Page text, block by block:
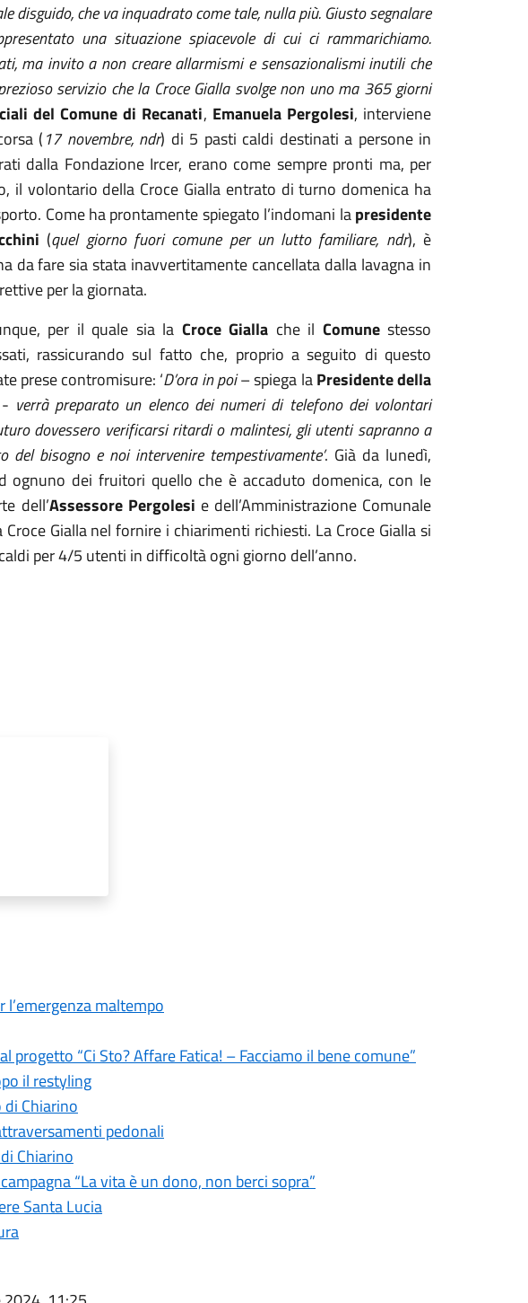
disguido, che va inquadrato come tale, nulla più. Giusto segnalare
una situazione spiacevole di cui ci rammarichiamo.
ma invito a non creare allarmismi e sensazionalismi inutili che
servizio che la Croce Gialla svolge non uno ma 365 giorni
del Comune di Recanati, Emanuela Pergolesi, interviene
(17 novembre, ndr) di 5 pasti caldi destinati a persone in
dalla Fondazione Ircer, erano come sempre pronti ma, per
il volontario della Croce Gialla entrato di turno domenica ha
Come ha prontamente spiegato l’indomani lapresidente
(quel giorno fuori comune per un lutto familiare, ndr), è
da fare sia stata inavvertitamente cancellata dalla lavagna in
per la giornata.
per il quale sia la Croce Gialla che il Comunestesso
rassicurando sul fatto che, proprio a seguito di questo
prese contromisure: ‘D’ora in poi– spiega laPresidente della
- verrà preparato un elenco dei numeri di telefono dei volontari
dovessero verificarsi ritardi o malintesi, gli utenti sapranno a
bisogno e noi intervenire tempestivamente’. Già da lunedì,
ognuno dei fruitori quello che è accaduto domenica, con le
dell’Assessore Pergolesi e dell’Amministrazione Comunale
Gialla nel fornire i chiarimenti richiesti. La Croce Gialla si
per 4/5 utenti in difficoltà ogni giorno dell’anno.
maltempo
progetto “Ci Sto? Affare Fatica! – Facciamo il bene comune”
il restyling
di Chiarino
pedonali
Chiarino
“La vita è un dono, non berci sopra”
Santa Lucia